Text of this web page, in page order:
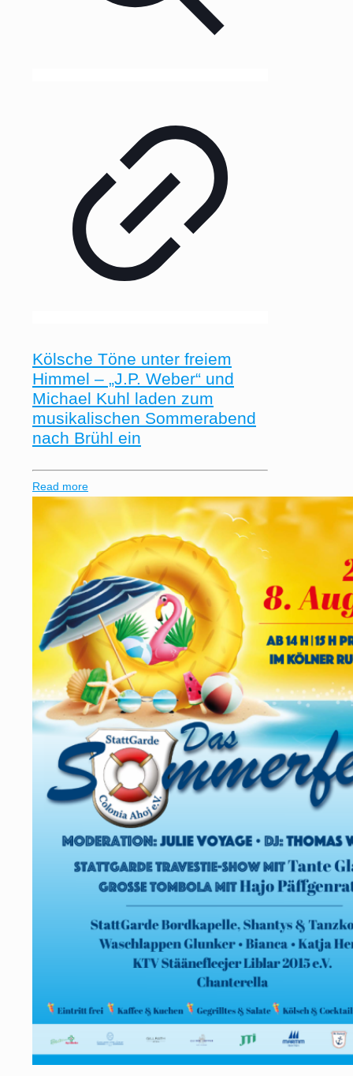
Kölsche Töne unter freiem
Himmel – „J.P. Weber“ und
Michael Kuhl laden zum
musikalischen Sommerabend
nach Brühl ein
Read more